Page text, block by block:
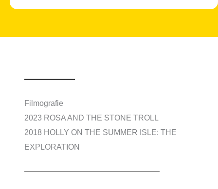
Filmografie
2023 ROSA AND THE STONE TROLL
2018 HOLLY ON THE SUMMER ISLE: THE
EXPLORATION